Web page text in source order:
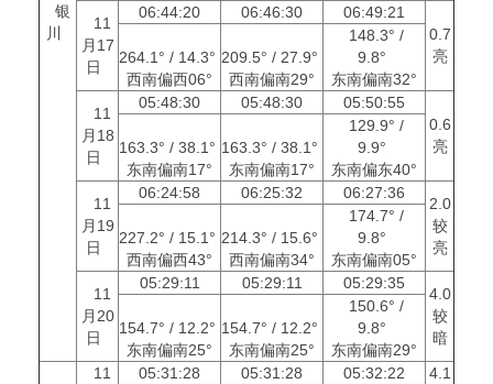
银
川
11
月17
日
06:44:20 06:46:30
06:49:21
0.7
亮
264.1° / 14.3°
西南偏西06°
209.5° / 27.9°
西南偏南29°
148.3° /
9.8°
东南偏南32°
11
月18
日
05:48:30 05:48:30
05:50:55
0.6
亮
163.3° / 38.1°
东南偏南17°
163.3° / 38.1°
东南偏南17°
129.9° /
9.9°
东南偏东40°
11
月19
日
06:24:58 06:25:32 06:27:36
2.0
较
亮
227.2° / 15.1°
西南偏西43°
214.3° / 15.6°
西南偏南34°
174.7° /
9.8°
东南偏南05°
11
月20
日
05:29:11 05:29:11 05:29:35
4.0
较
暗
154.7° / 12.2°
东南偏南25°
154.7° / 12.2°
东南偏南25°
150.6° /
9.8°
东南偏南29°
11
05:31:28 05:31:28 05:32:22
4.1